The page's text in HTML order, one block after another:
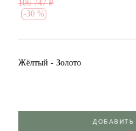
106 747 ₽
-30 %
Жёлтый - Золото
ДОБАВИТЬ